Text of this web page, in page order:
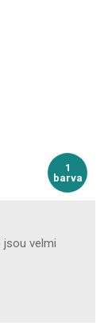
1
barva
jsou velmi